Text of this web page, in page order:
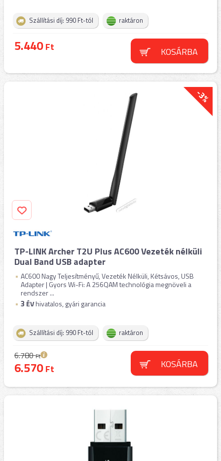
Szállítási díj: 990 Ft-tól raktáron
5.440Ft KOSÁRBA
-3%
TP-LINK Archer T2U Plus AC600 Vezeték nélküli
Dual Band USB adapter
AC600 Nagy Teljesítményű, Vezeték Nélküli, Kétsávos, USB
Adapter | Gyors Wi-Fi: A 256QAM technológia megnöveli a
rendszer ...
3 ÉVhivatalos, gyári garancia
Szállítási díj: 990 Ft-tól raktáron
6.780Ft
6.570Ft KOSÁRBA